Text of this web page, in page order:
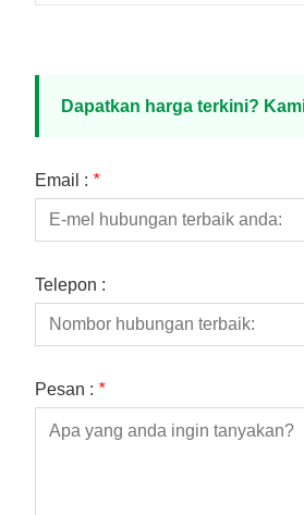
Dapatkan harga terkini?
Email : *
Telepon :
Pesan : *